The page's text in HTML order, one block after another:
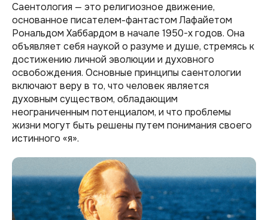
Саентология — это религиозное движение,
основанное писателем-фантастом Лафайетом
Рональдом Хаббардом в начале 1950-х годов. Она
объявляет себя наукой о разуме и душе, стремясь к
достижению личной эволюции и духовного
освобождения. Основные принципы саентологии
включают веру в то, что человек является
духовным существом, обладающим
неограниченным потенциалом, и что проблемы
жизни могут быть решены путем понимания своего
истинного «я».